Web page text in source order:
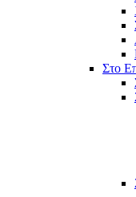
Στο